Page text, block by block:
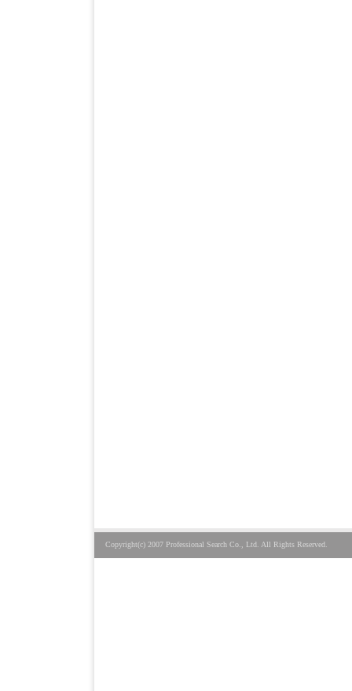
Copyright(c) 2007 Professional Search Co., Ltd. All Rights Reserved.